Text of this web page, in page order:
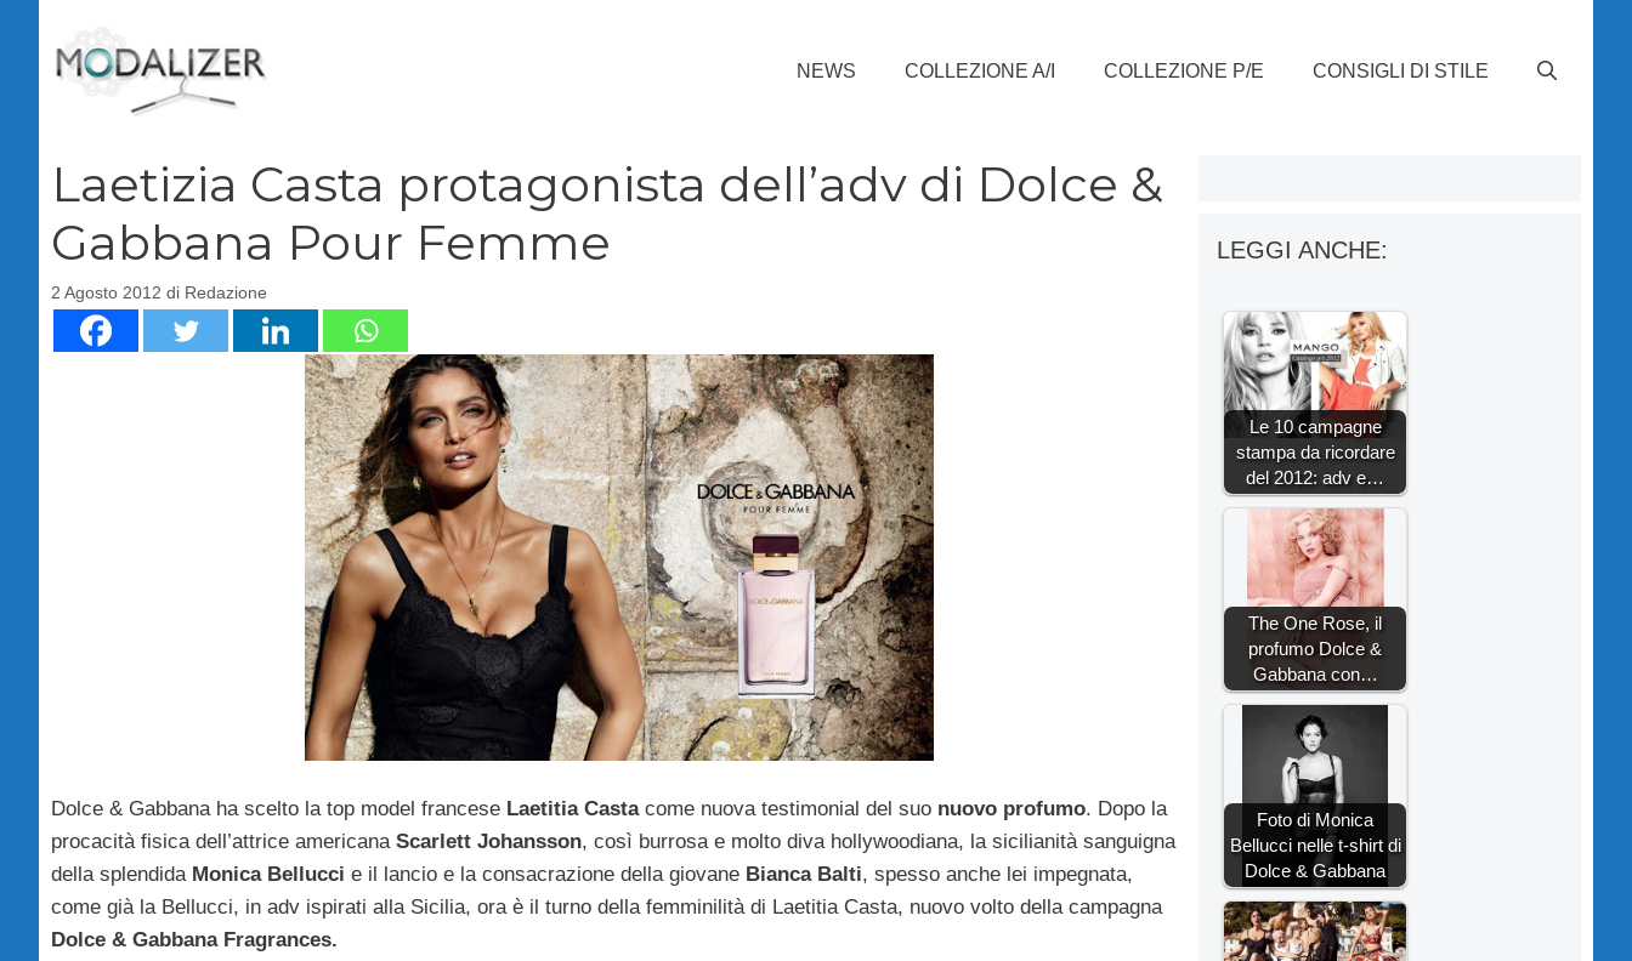
contenuto
NEWS COLLEZIONE A/I COLLEZIONE P/E CONSIGLI DI STILE
Laetizia Casta protagonista dell’adv di Dolce &
Gabbana Pour Femme
2 Agosto 2012 di Redazione
Dolce & Gabbana ha scelto la top model francese Laetitia Castacome nuova testimonial del suo nuovo profumo. Dopo la
procacità fisica dell’attrice americana Scarlett Johansson, così burrosa e molto diva hollywoodiana, la sicilianità sanguigna
della splendida Monica Bellucci e il lancio e la consacrazione della giovane Bianca Balti, spesso anche lei impegnata,
come già la Bellucci, in adv ispirati alla Sicilia, ora è il turno della femminilità di Laetitia Casta, nuovo volto della campagna
Dolce & Gabbana Fragrances.
LEGGI ANCHE:
Le 10 campagne
stampa da ricordare
del 2012: adv e…
The One Rose, il
profumo Dolce &
Gabbana con…
Foto di Monica
Bellucci nelle t-shirt di
Dolce & Gabbana